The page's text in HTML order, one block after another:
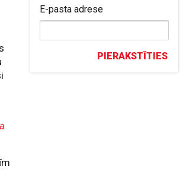
E-pasta adrese
PIERAKSTĪTIES